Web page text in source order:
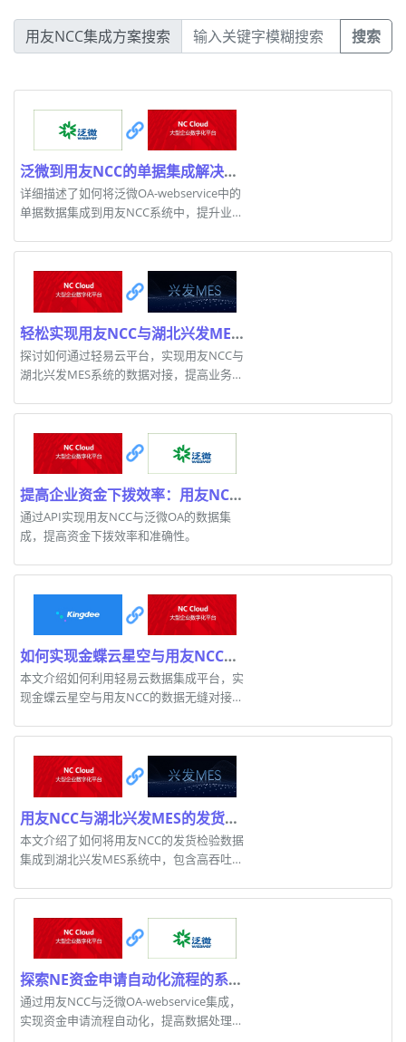
用友NCC集成方案搜索 搜索
泛微到用友NCC的单据集成解决方案
详细描述了如何将泛微OA-webservice中的
单据数据集成到用友NCC系统中，提升业务
轻松实现用友NCC与湖北兴发MES系统的数据集成
探讨如何通过轻易云平台，实现用友NCC与
湖北兴发MES系统的数据对接，提高业务流
提高企业资金下拨效率：用友NCC与泛微OA的数据集成解决方案
通过API实现用友NCC与泛微OA的数据集
成，提高资金下拨效率和准确性。
如何实现金蝶云星空与用友NCC的高效数据集成
本文介绍如何利用轻易云数据集成平台，实
现金蝶云星空与用友NCC的数据无缝对接，
用友NCC与湖北兴发MES的发货数据集成解决方案
本文介绍了如何将用友NCC的发货检验数据
集成到湖北兴发MES系统中，包含高吞吐量
探索NE资金申请自动化流程的系统集成技术
通过用友NCC与泛微OA-webservice集成，
实现资金申请流程自动化，提高数据处理效